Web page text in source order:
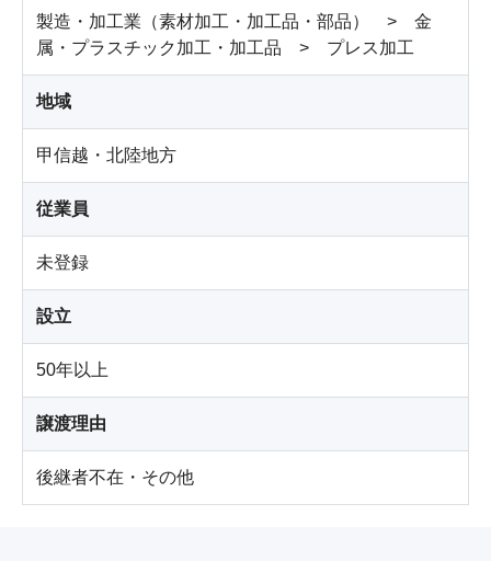
製造・加工業（素材加工・加工品・部品） > 金
属・プラスチック加工・加工品 > プレス加工
地域
甲信越・北陸地方
従業員
未登録
設立
50年以上
譲渡理由
後継者不在・その他